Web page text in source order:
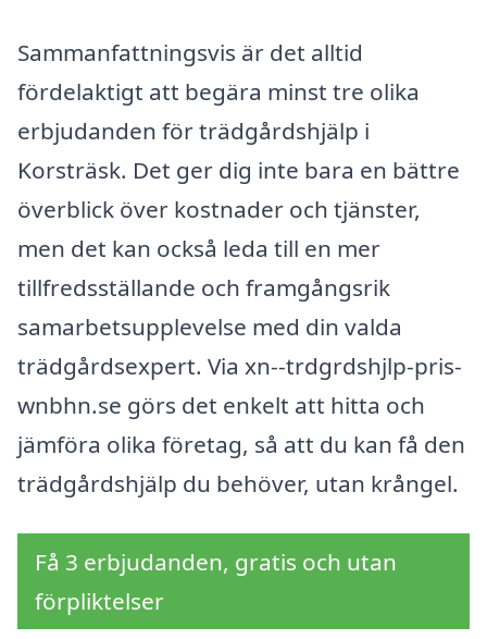
Sammanfattningsvis är det alltid
fördelaktigt att begära minst tre olika
erbjudanden för trädgårdshjälp i
Korsträsk. Det ger dig inte bara en bättre
överblick över kostnader och tjänster,
men det kan också leda till en mer
tillfredsställande och framgångsrik
samarbetsupplevelse med din valda
trädgårdsexpert. Via xn--trdgrdshjlp-pris-
wnbhn.se görs det enkelt att hitta och
jämföra olika företag, så att du kan få den
trädgårdshjälp du behöver, utan krångel.
Få 3 erbjudanden, gratis och utan
förpliktelser